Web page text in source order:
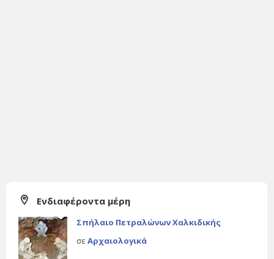
Ενδιαφέροντα μέρη
Σπήλαιο Πετραλώνων Χαλκιδικής
σε Αρχαιολογικά